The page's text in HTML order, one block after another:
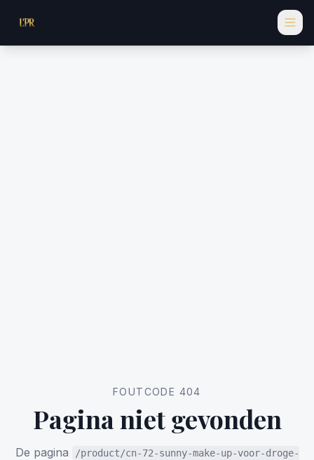
FOUTCODE 404
Pagina niet gevonden
De pagina
/product/cn-72-sunny-make-up-voor-droge-